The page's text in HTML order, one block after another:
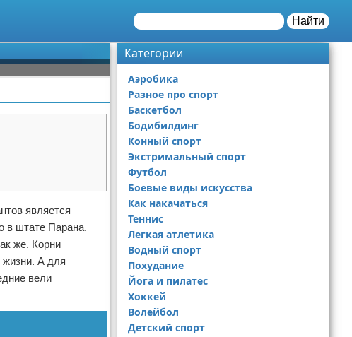
Найти
является
в штате Парана.
же. Корни
А для
вели
Категории
Аэробика
Разное про спорт
Баскетбол
Бодибилдинг
Конный спорт
Экстримальный спорт
Футбол
Боевые виды искусства
Как накачаться
Теннис
Легкая атлетика
Водный спорт
Похудание
Йога и пилатес
Хоккей
Волейбол
Детский спорт